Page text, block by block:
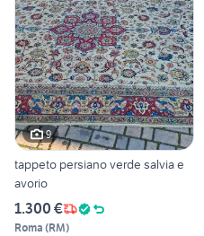
9
tappeto persiano verde salvia e
avorio
1.300 €
Roma (RM)